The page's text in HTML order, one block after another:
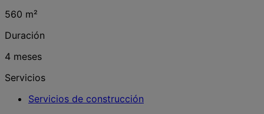
560 m²
Duración
4 meses
Servicios
Servicios de construcción